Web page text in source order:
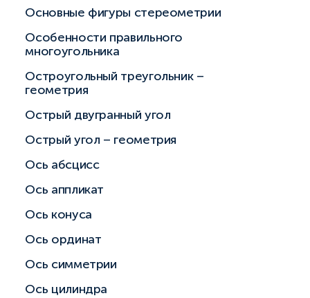
Основные фигуры стереометрии
Особенности правильного
многоугольника
Остроугольный треугольник –
геометрия
Острый двугранный угол
Острый угол – геометрия
Ось абсцисс
Ось аппликат
Ось конуса
Ось ординат
Ось симметрии
Ось цилиндра